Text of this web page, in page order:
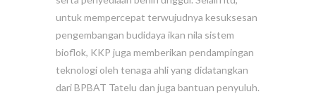
untuk mempercepat terwujudnya kesuksesan
pengembangan budidaya ikan nila sistem
bioflok, KKP juga memberikan pendampingan
teknologi oleh tenaga ahli yang didatangkan
dari BPBAT Tatelu dan juga bantuan penyuluh.